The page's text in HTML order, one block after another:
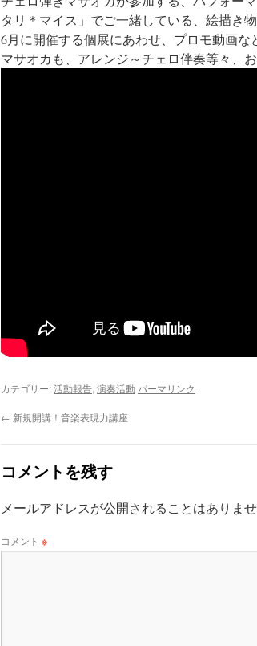
タリ＊マイス」でご一緒している、絵描き
6月に開催する個展にあわせ、プロモ動画な
マサオカも、アレンジ～チェロ伴奏等々、
カテゴリー:活動報告, 演奏活動 パーマリンク
← 新規開講！音楽表現力講座
コメントを残す
メールアドレスが公開されることはありませ
コメント ※